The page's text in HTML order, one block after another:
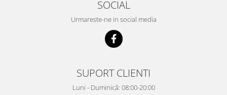
SOCIAL
Urmareste-ne in social media
SUPORT CLIENTI
Luni - Duminică: 08:00-20:00